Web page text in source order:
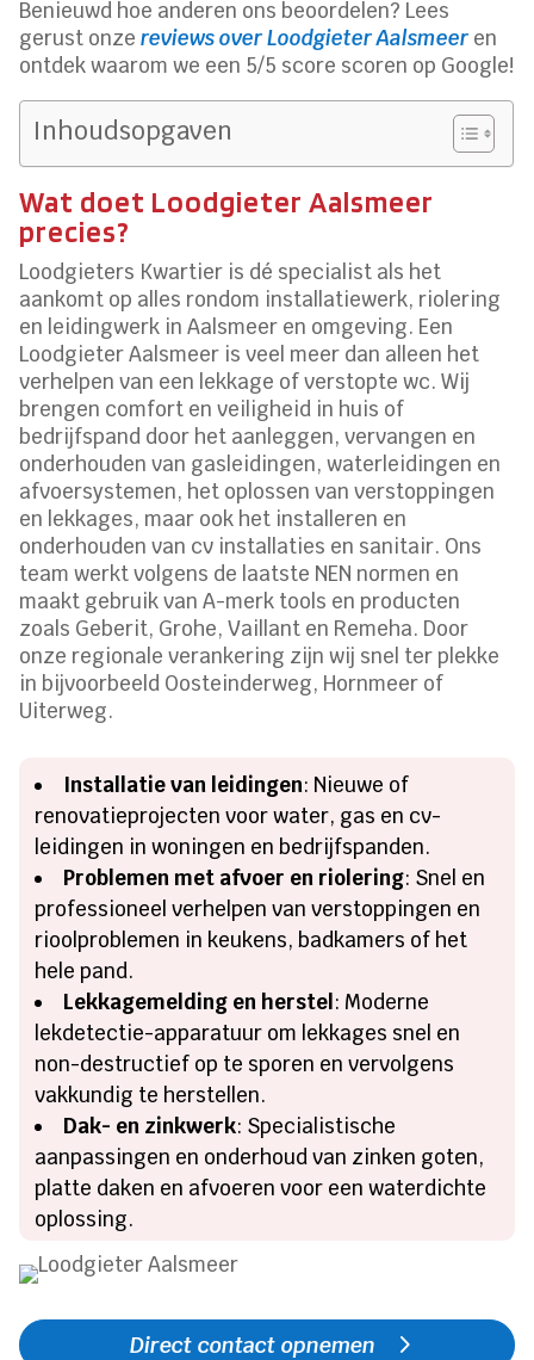
Benieuwd hoe anderen ons beoordelen? Lees
gerust onzereviews over Loodgieter Aalsmeer en
ontdek waarom we een 5/5 score scoren op Google!
Inhoudsopgaven
Wat doet Loodgieter Aalsmeer
precies?
Loodgieters Kwartier is dé specialist als het
aankomt op alles rondom installatiewerk, riolering
en leidingwerk in Aalsmeer en omgeving. Een
Loodgieter Aalsmeer is veel meer dan alleen het
verhelpen van een lekkage of verstopte wc. Wij
brengen comfort en veiligheid in huis of
bedrijfspand door het aanleggen, vervangen en
onderhouden van gasleidingen, waterleidingen en
afvoersystemen, het oplossen van verstoppingen
en lekkages, maar ook het installeren en
onderhouden van cv installaties en sanitair. Ons
team werkt volgens de laatste NEN normen en
maakt gebruik van A-merk tools en producten
zoals Geberit, Grohe, Vaillant en Remeha. Door
onze regionale verankering zijn wij snel ter plekke
in bijvoorbeeld Oosteinderweg, Hornmeer of
Uiterweg.
Installatie van leidingen: Nieuwe of
renovatieprojecten voor water, gas en cv-
leidingen in woningen en bedrijfspanden.
Problemen met afvoer en riolering: Snel en
professioneel verhelpen van verstoppingen en
rioolproblemen in keukens, badkamers of het
hele pand.
Lekkagemelding en herstel: Moderne
lekdetectie-apparatuur om lekkages snel en
non-destructief op te sporen en vervolgens
vakkundig te herstellen.
Dak- en zinkwerk: Specialistische
aanpassingen en onderhoud van zinken goten,
platte daken en afvoeren voor een waterdichte
oplossing.
Direct contact opnemen